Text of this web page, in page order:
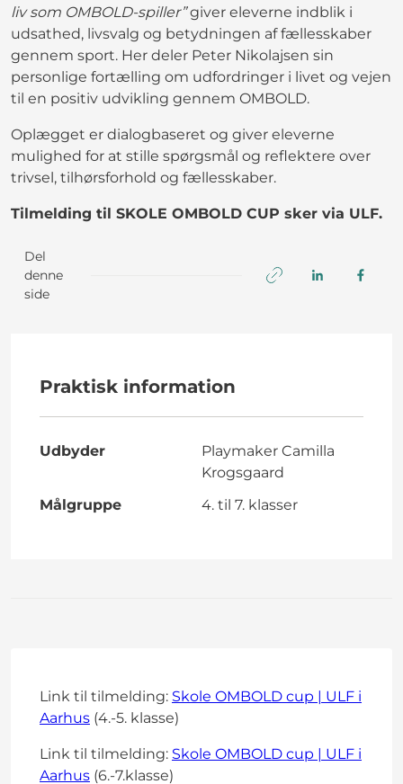
liv som OMBOLD-spiller”giver eleverne indblik i
udsathed, livsvalg og betydningen af fællesskaber
gennem sport. Her deler Peter Nikolajsen sin
personlige fortælling om udfordringer i livet og vejen
til en positiv udvikling gennem OMBOLD.
Oplægget er dialogbaseret og giver eleverne
mulighed for at stille spørgsmål og reflektere over
trivsel, tilhørsforhold og fællesskaber.
Tilmelding til SKOLE OMBOLD CUP sker via ULF.
Del
denne
side
Praktisk information
Udbyder
Playmaker Camilla
Krogsgaard
Målgruppe
4. til 7. klasser
Link til tilmelding: Skole OMBOLD cup | ULF i
Aarhus (4.-5. klasse)
Link til tilmelding: Skole OMBOLD cup | ULF i
Aarhus (6.-7.klasse)